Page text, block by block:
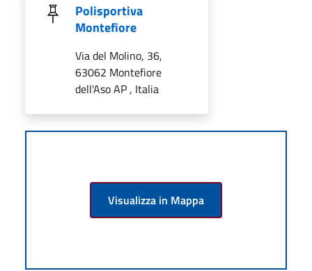
Polisportiva
Montefiore
Via del Molino, 36,
63062 Montefiore
dell'Aso AP , Italia
Visualizza in Mappa